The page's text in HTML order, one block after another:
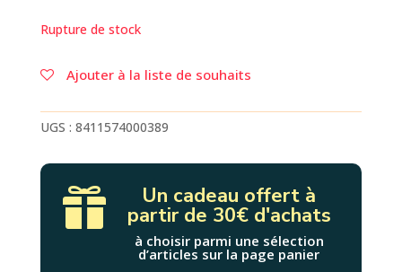
Rupture de stock
Ajouter à la liste de souhaits
UGS : 8411574000389
 Un cadeau offert à
partir de 30€ d'achats
à choisir parmi une sélection
d’articles sur la page panier